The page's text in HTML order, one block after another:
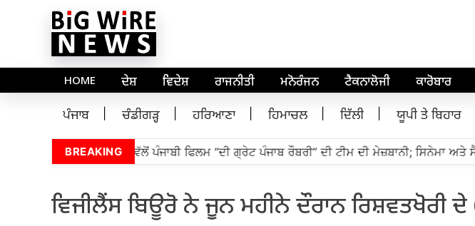
HOME ਦੇਸ਼ ਵਿਦੇਸ਼ ਰਾਜਨੀਤੀ ਮਨੋਰੰਜਨ ਟੈਕਨਾਲੋਜੀ ਕਾਰੋਬਾਰ
ਪੰਜਾਬ ਚੰਡੀਗੜ੍ਹ ਹਰਿਆਣਾ ਹਿਮਾਚਲ ਦਿੱਲੀ ਯੂਪੀ ਤੇ ਬਿਹਾਰ
BREAKING
ਵਿਧਾਨ ਸਭਾ ਦੇ ਸਪੀਕਰ ਵੱਲੋਂ ਪੰਜਾਬੀ ਫਿਲਮ “ਦੀ ਗ੍ਰੇਟ ਪੰਜਾਬ ਰੌਬਰੀ” ਦੀ ਟੀਮ ਦੀ ਮੇਜ਼ਬਾਨੀ; ਸਿਨੇਮਾ ਅਤੇ
ਵਿਜੀਲੈਂਸ ਬਿਊਰੋ ਨੇ ਜੂਨ ਮਹੀਨੇ ਦੌਰਾਨ ਰਿਸ਼ਵਤਖੋਰੀ